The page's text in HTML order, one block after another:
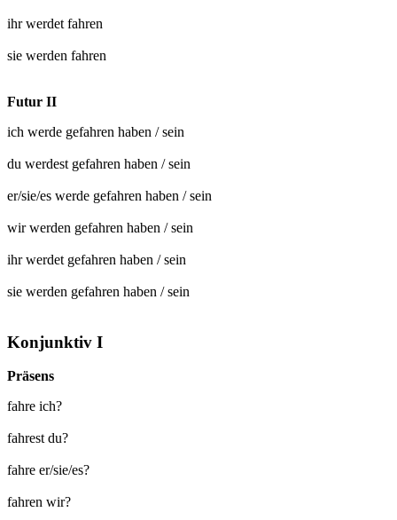
ihr werdet fahren
sie werden fahren
Futur II
ich werde gefahren haben / sein
du werdest gefahren haben / sein
er/sie/es werde gefahren haben / sein
wir werden gefahren haben / sein
ihr werdet gefahren haben / sein
sie werden gefahren haben / sein
Konjunktiv I
Präsens
fahre ich?
fahrest du?
fahre er/sie/es?
fahren wir?